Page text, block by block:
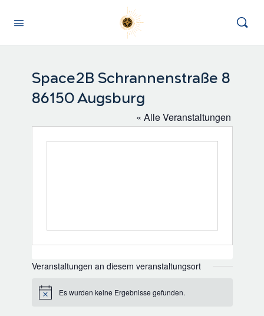
Space2B Schrannenstraße 8
86150 Augsburg
« Alle Veranstaltungen
Veranstaltungen an diesem veranstaltungsort
HinweisEs wurden keine Ergebnisse gefunden.